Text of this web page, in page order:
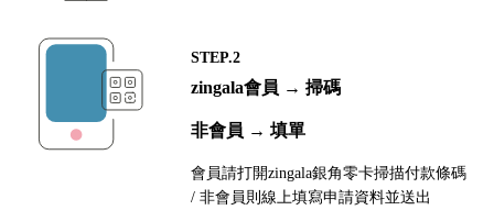
STEP.2
zingala會員 → 掃碼
非會員 → 填單
會員請打開zingala銀角零卡掃描付款條碼
/ 非會員則線上填寫申請資料並送出